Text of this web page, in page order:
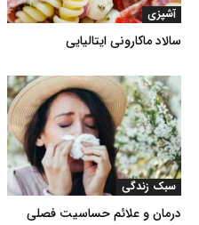
آشپزی
سالاد ماکارونی ایتالیایی
سبک زندگی
درمان و علائم حساسیت فصلی